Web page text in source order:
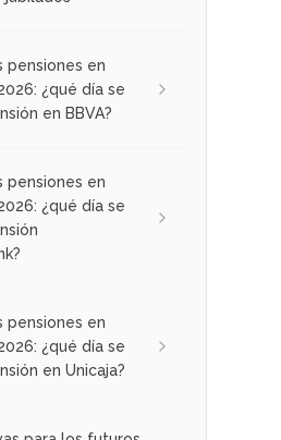
pensiones en
¿qué día se
en BBVA?
pensiones en
¿qué día se
pensiones en
¿qué día se
en Unicaja?